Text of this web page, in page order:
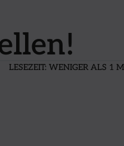
LESEZEIT: WENIGER ALS 1